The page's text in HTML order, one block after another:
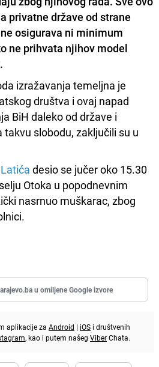
privatne države od strane
osigurava ni minimum
ne prihvata njihov model
izražavanja temeljna je
društva i ovaj napad
BiH daleko od države i
slobodu, zaključili su u
desio se jučer oko 15.30
Otoka u popodnevnim
nasrnuo muškarac, zbog
u omiljene Google izvore
aplikacije za Android | iOS i društvenih
, kao i putem našeg ViberChata.